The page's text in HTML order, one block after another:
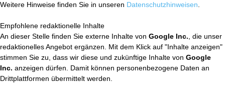
Weitere Hinweise finden Sie in unseren Datenschutzhinweisen
Empfohlene redaktionelle Inhalte
An dieser Stelle finden Sie externe Inhalte von Google Inc. , die unser
redaktionelles Angebot ergänzen. Mit dem Klick auf "Inhalte anzeigen"
stimmen Sie zu, dass wir diese und zukünftige Inhalte von Google
Inc. anzeigen dürfen. Damit können personenbezogene Daten an
Drittplattformen übermittelt werden.